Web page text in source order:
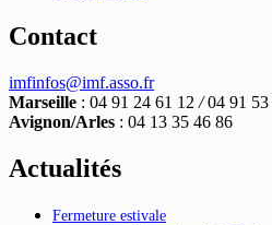
Contact
imfinfos@imf.asso.fr
Marseille : 04 91 24 61 12 /04 91 53
Avignon/Arles : 04 13 35 46 86
Actualités
Fermeture estivale